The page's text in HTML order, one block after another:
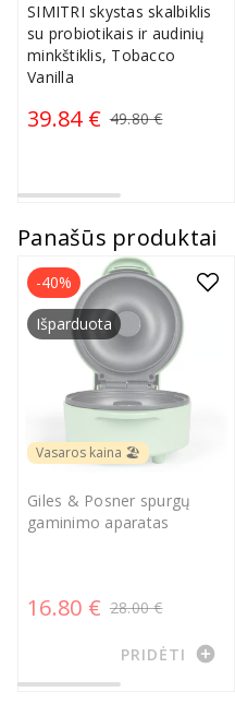
SIMITRI skystas skalbiklis
su probiotikais ir audinių
minkštiklis, Tobacco
Vanilla
39.84 € 49.80 €
Panašūs produktai
Vasaros kaina 🏖️
Giles & Posner spurgų
gaminimo aparatas
16.80 € 28.00 €
-40%
Išparduota
PRIDĖTI add_circle